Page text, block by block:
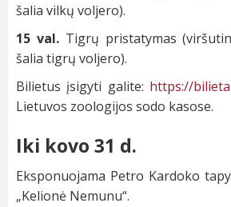
šalia vilkų voljero).
15 val.Tigrų pristatymas
šalia tigrų voljero).
Bilietus įsigyti galite: https://
Lietuvos zoologijos sodo kasose.
Iki kovo 31 d.
Eksponuojama Petro Kardoko
„Kelionė Nemunu“.